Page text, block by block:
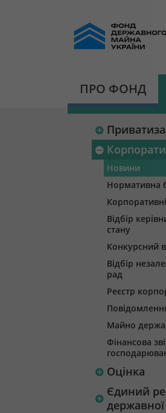
ПРО ФОНД
Новини
Нормативна
Відбір
стану
Конкурсний
Відбір
рад
Реєстр
Майно
Фінансова
Оцінка
Єдиний
державної